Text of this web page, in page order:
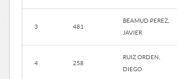
3 481
BEAMUD PEREZ,
JAVIER
4 258
RUIZ ORDEN,
DIEGO